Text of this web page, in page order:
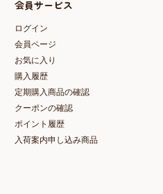
会員サービス
ログイン
会員ページ
お気に入り
購入履歴
定期購入商品の確認
クーポンの確認
ポイント履歴
入荷案内申し込み商品